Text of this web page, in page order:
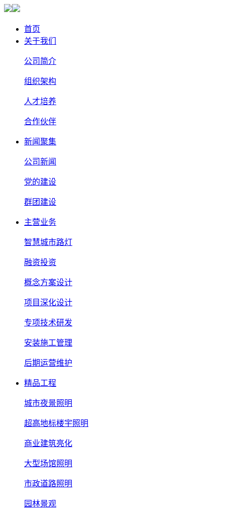
首页
关于我们
公司简介
组织架构
人才培养
合作伙伴
新闻聚集
公司新闻
党的建设
群团建设
主营业务
智慧城市路灯
融资投资
概念方案设计
项目深化设计
专项技术研发
安装施工管理
后期运营维护
精品工程
城市夜景照明
超高地标楼宇照明
商业建筑亮化
大型场馆照明
市政道路照明
园林景观